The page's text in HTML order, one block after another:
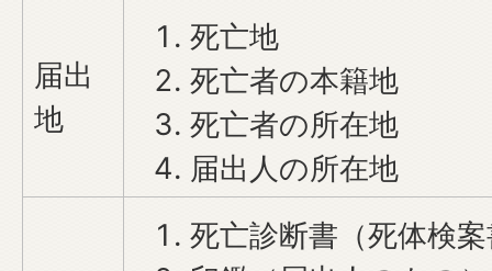
届出
地
死亡地
死亡者の本籍地
死亡者の所在地
届出人の所在地
死亡診断書（死体検